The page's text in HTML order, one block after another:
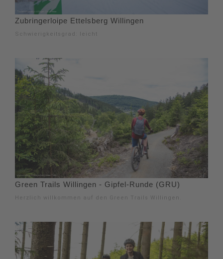
Zubringerloipe Ettelsberg Willingen
Schwierigkeitsgrad: leicht
Green Trails Willingen - Gipfel-Runde (GRU)
Herzlich willkommen auf den Green Trails Willingen.